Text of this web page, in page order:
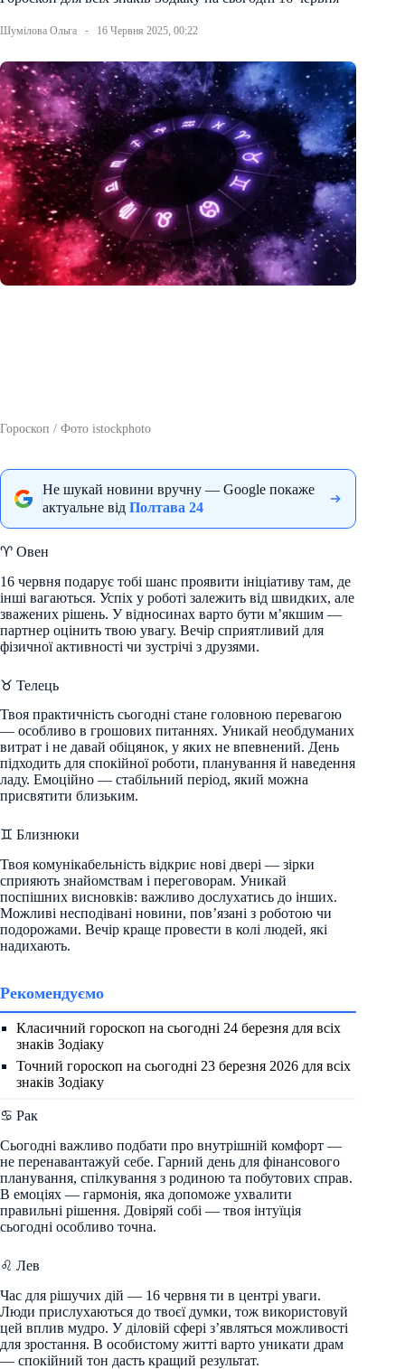
Шумілова Ольга 16 Червня 2025, 00:22
Гороскоп / Фото istockphoto
Не шукай новини вручну — Google покаже
актуальне від Полтава 24
♈ Овен
16 червня подарує тобі шанс проявити ініціативу там, де
інші вагаються. Успіх у роботі залежить від швидких, але
зважених рішень. У відносинах варто бути м’якшим —
партнер оцінить твою увагу. Вечір сприятливий для
фізичної активності чи зустрічі з друзями.
♉ Телець
Твоя практичність сьогодні стане головною перевагою
— особливо в грошових питаннях. Уникай необдуманих
витрат і не давай обіцянок, у яких не впевнений. День
підходить для спокійної роботи, планування й наведення
ладу. Емоційно — стабільний період, який можна
присвятити близьким.
♊ Близнюки
Твоя комунікабельність відкриє нові двері — зірки
сприяють знайомствам і переговорам. Уникай
поспішних висновків: важливо дослухатись до інших.
Можливі несподівані новини, пов’язані з роботою чи
подорожами. Вечір краще провести в колі людей, які
надихають.
Рекомендуємо
Класичний гороскоп на сьогодні 24 березня для всіх
знаків Зодіаку
Точний гороскоп на сьогодні 23 березня 2026 для всіх
знаків Зодіаку
♋ Рак
Сьогодні важливо подбати про внутрішній комфорт —
не перенавантажуй себе. Гарний день для фінансового
планування, спілкування з родиною та побутових справ.
В емоціях — гармонія, яка допоможе ухвалити
правильні рішення. Довіряй собі — твоя інтуїція
сьогодні особливо точна.
♌ Лев
Час для рішучих дій — 16 червня ти в центрі уваги.
Люди прислухаються до твоєї думки, тож використовуй
цей вплив мудро. У діловій сфері з’являться можливості
для зростання. В особистому житті варто уникати драм
— спокійний тон дасть кращий результат.